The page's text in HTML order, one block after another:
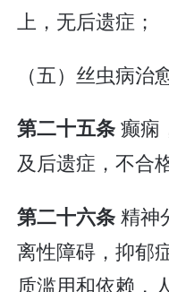
上，无后遗症；
（五）丝虫病治
第二十五条癫痫
及后遗症，不合格
第二十六条精神
离性障碍，抑郁
质滥用和依赖，